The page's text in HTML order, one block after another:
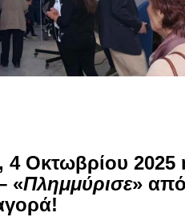
4 Οκτωβρίου 2025
«Πλημμύρισε» από